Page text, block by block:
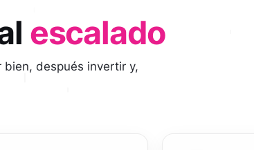
escalado
después invertir y,